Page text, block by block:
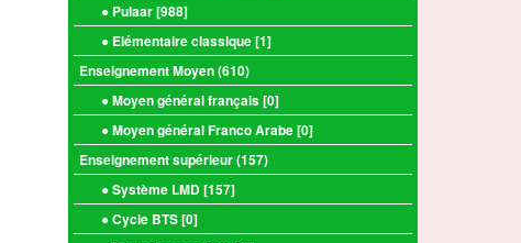
● Pulaar [988]
● Elémentaire classique [1]
Enseignement Moyen (610)
● Moyen général français [0]
● Moyen général Franco Arabe [0]
Enseignement supérieur (157)
● Système LMD [157]
● Cycle BTS [0]